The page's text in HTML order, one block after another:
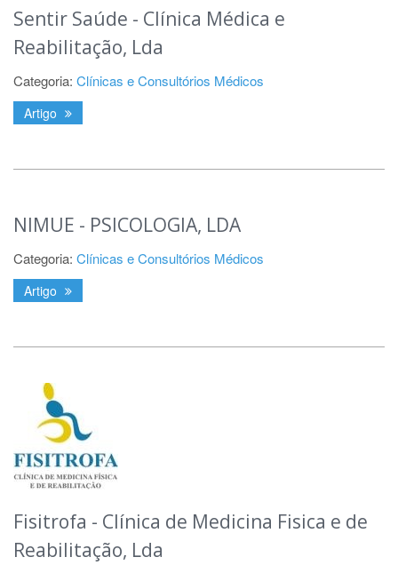
Sentir Saúde - Clínica Médica e
Reabilitação, Lda
Categoria: Clínicas e Consultórios Médicos
Artigo
NIMUE - PSICOLOGIA, LDA
Categoria: Clínicas e Consultórios Médicos
Artigo
Fisitrofa - Clínica de Medicina Fisica e de
Reabilitação, Lda